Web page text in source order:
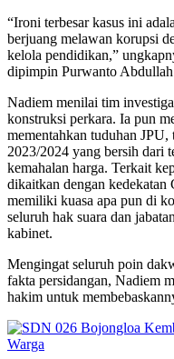
“Ironi terbesar kasus ini
berjuang melawan korupsi
kelola pendidikan,”
dipimpin Purwanto
Nadiem menilai tim
konstruksi perkara. Ia pun
mementahkan tuduhan
2023/2024 yang bersih dari
kemahalan harga. Terkait
dikaitkan dengan kedekatan
memiliki kuasa apa pun di
seluruh hak suara dan
kabinet.
Mengingat seluruh poin
fakta persidangan, Nadiem
hakim untuk